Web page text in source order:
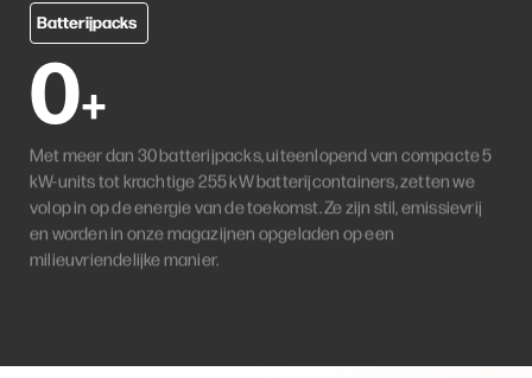
Batterijpacks
0+
Met meer dan 30 batterijpacks, uiteenlopend van compacte 5
kW-units tot krachtige 255 kW batterijcontainers, zetten we
volop in op de energie van de toekomst. Ze zijn stil, emissievrij
en worden in onze magazijnen opgeladen op een
milieuvriendelijke manier.